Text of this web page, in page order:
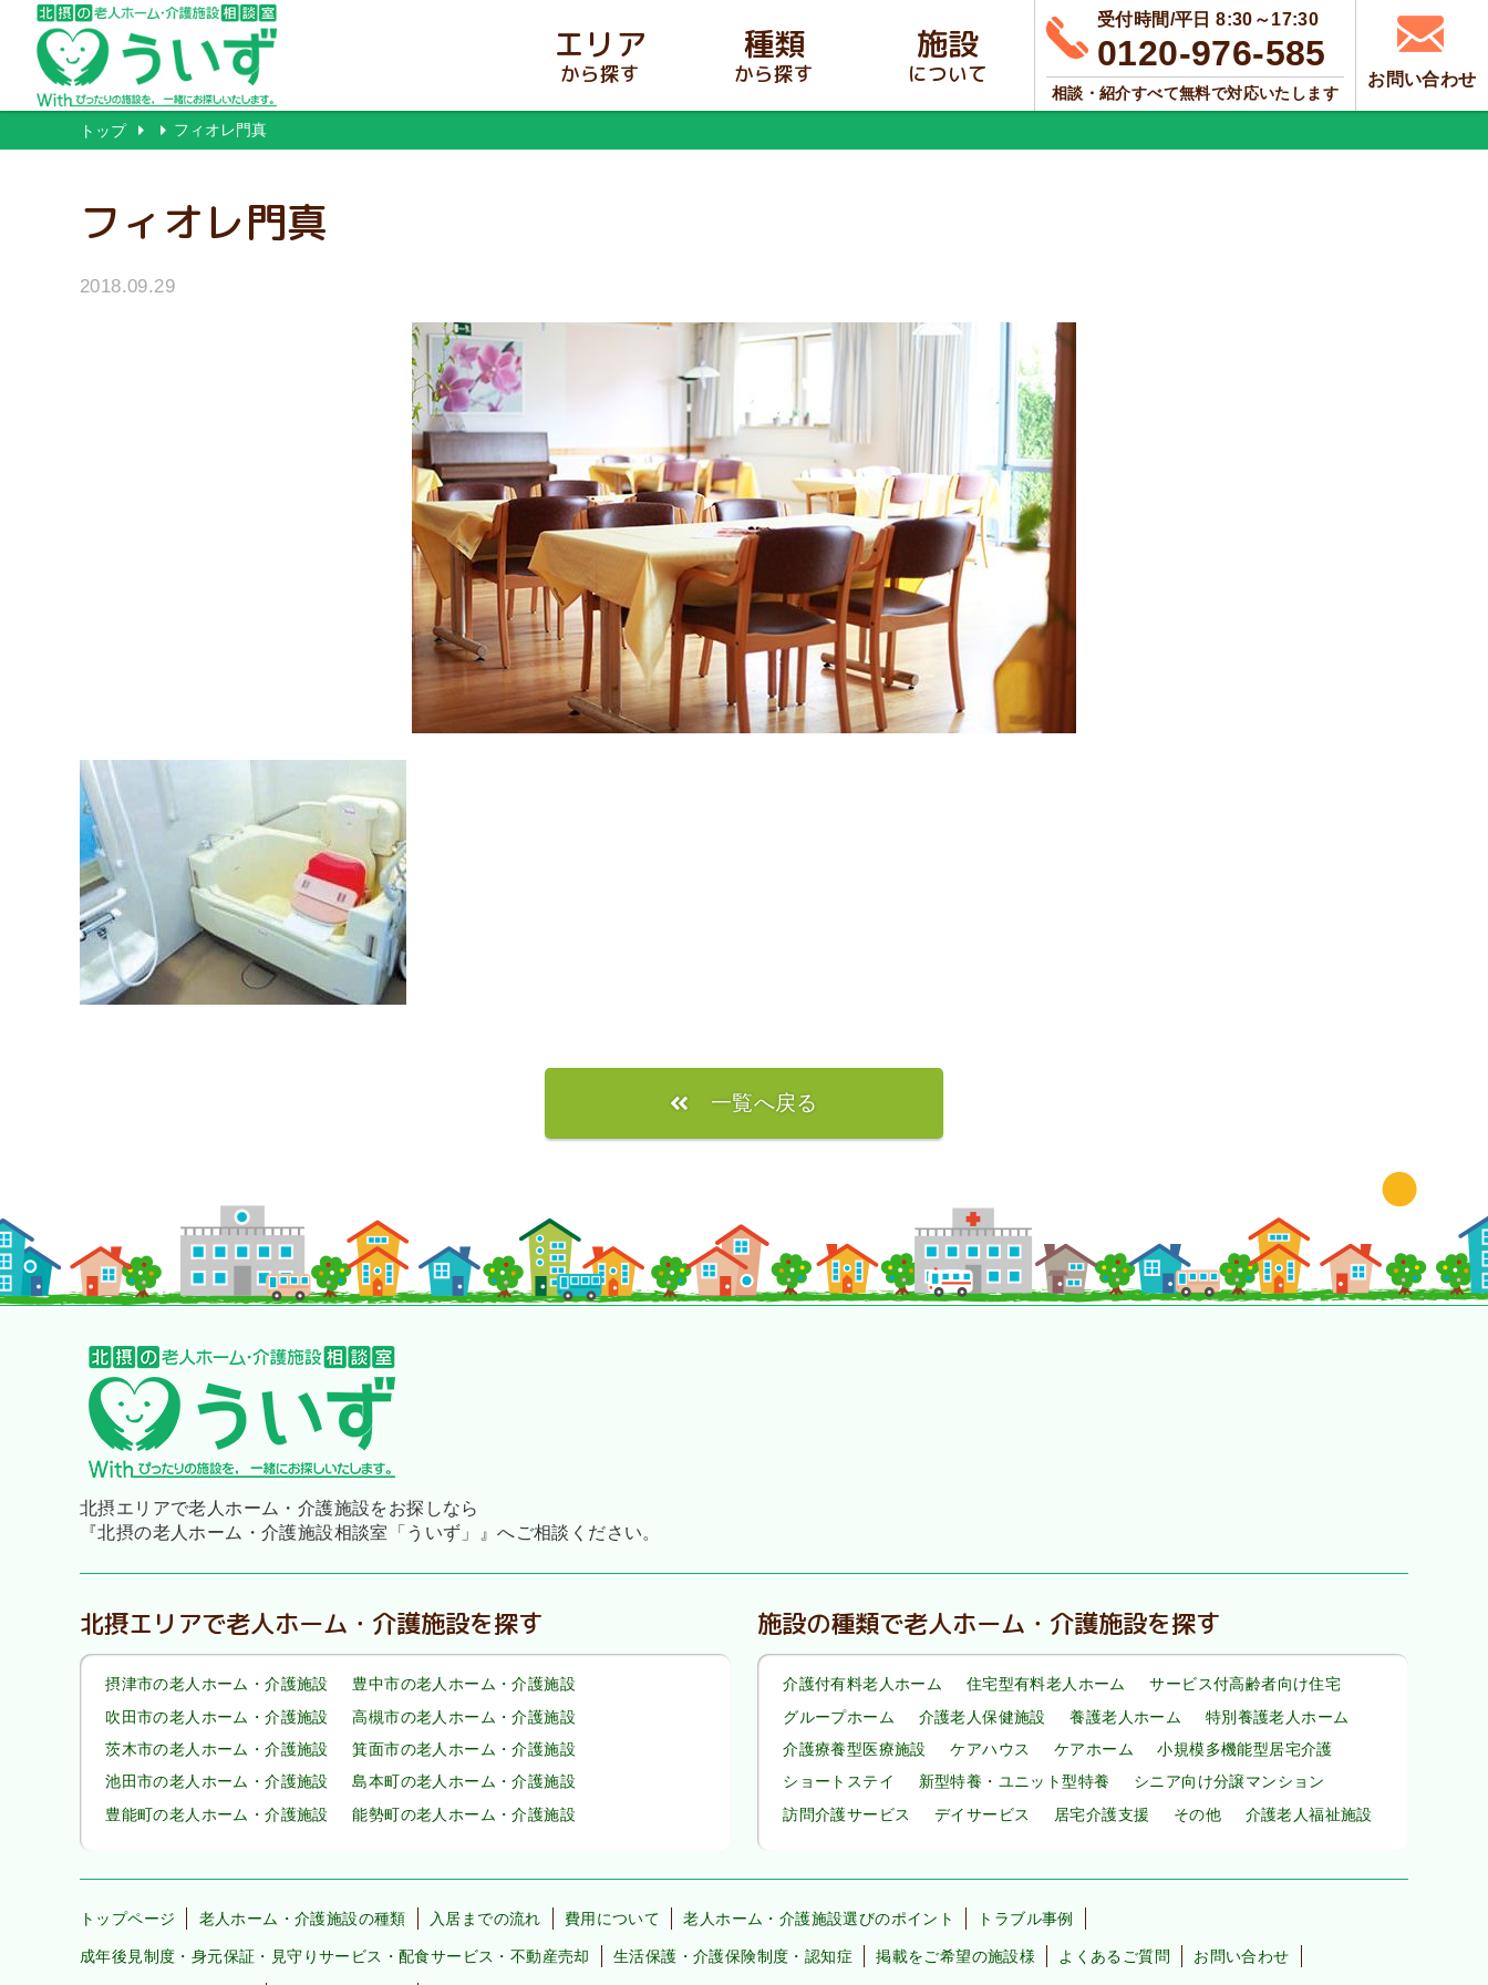
受付時間/平日 8:30～17:30
0120-976-585
相談・紹介すべて無料で対応いたします
お問い合わせ
エリア
から探す
種類
から探す
施設
について
トップ フィオレ門真
フィオレ門真
2018.09.29
一覧へ戻る
北摂エリアで老人ホーム・介護施設をお探しなら
『北摂の老人ホーム・介護施設相談室「ういず」』へご相談ください。
北摂エリアで老人ホーム・介護施設を探す
摂津市の老人ホーム・介護施設
豊中市の老人ホーム・介護施設
吹田市の老人ホーム・介護施設
高槻市の老人ホーム・介護施設
茨木市の老人ホーム・介護施設
箕面市の老人ホーム・介護施設
池田市の老人ホーム・介護施設
島本町の老人ホーム・介護施設
豊能町の老人ホーム・介護施設
能勢町の老人ホーム・介護施設
施設の種類で老人ホーム・介護施設を探す
介護付有料老人ホーム 住宅型有料老人ホーム
サービス付高齢者向け住宅
グループホーム
介護老人保健施設 養護老人ホーム
特別養護老人ホーム
介護療養型医療施設
ケアハウス ケアホーム
小規模多機能型居宅介護
ショートステイ
新型特養・ユニット型特養
シニア向け分譲マンション
訪問介護サービス
デイサービス 居宅介護支援 その他 介護老人福祉施設
トップページ 老人ホーム・介護施設の種類 入居までの流れ 費用について 老人ホーム・介護施設選びのポイント トラブル事例
成年後見制度・身元保証・見守りサービス・配食サービス・不動産売却 生活保護・介護保険制度・認知症 掲載をご希望の施設様 よくあるご質問 お問い合わせ